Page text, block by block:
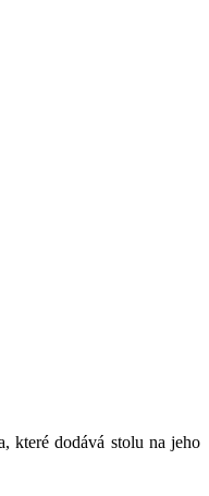
které dodává stolu na jeho